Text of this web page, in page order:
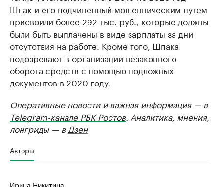
Шпак и его подчиненный мошенническим путем
присвоили более 292 тыс. руб., которые должны
были быть выплачены в виде зарплаты за дни
отсутствия на работе. Кроме того, Шпака
подозревают в организации незаконного
оборота средств с помощью подложных
документов в 2020 году.
Оперативные новости и важная информация — в
Telegram-канале РБК Ростов. Аналитика, мнения,
лонгриды — в Дзен
Авторы
Ирина Никитина